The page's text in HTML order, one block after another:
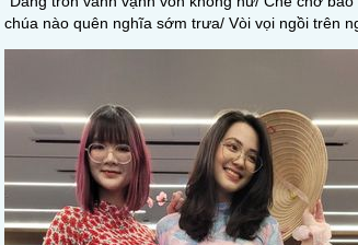
chúa nào quên nghĩa sớm trưa/ Vòi vọi ngồi trên